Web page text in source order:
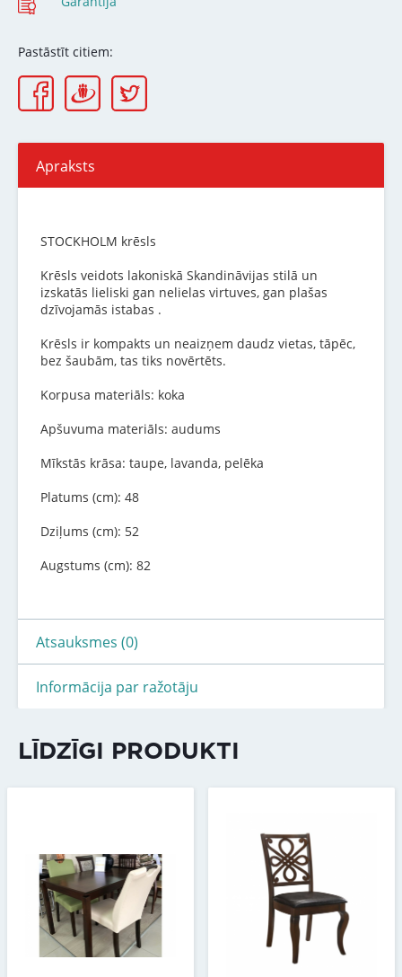
Pastāstīt citiem:
Apraksts
STOCKHOLM krēsls
Krēsls veidots lakoniskā Skandināvijas stilā un
izskatās lieliski gan nelielas virtuves, gan plašas
dzīvojamās istabas .
Krēsls ir kompakts un neaizņem daudz vietas, tāpēc,
bez šaubām, tas tiks novērtēts.
Korpusa materiāls: koka
Apšuvuma materiāls: audums
Mīkstās krāsa: taupe, lavanda, pelēka
Platums (cm): 48
Dziļums (cm): 52
Augstums (cm): 82
Atsauksmes (0)
Informācija par ražotāju
LĪDZĪGI PRODUKTI